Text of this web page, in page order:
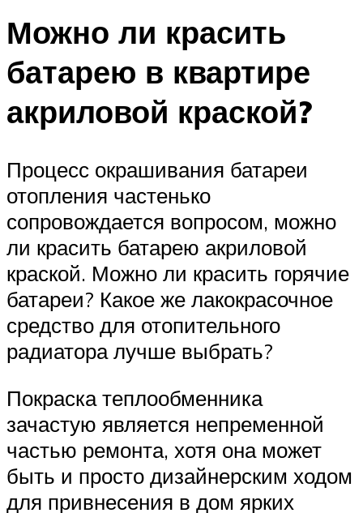
Можно ли красить
батарею в квартире
акриловой краской?
Процесс окрашивания батареи
отопления частенько
сопровождается вопросом, можно
ли красить батарею акриловой
краской. Можно ли красить горячие
батареи? Какое же лакокрасочное
средство для отопительного
радиатора лучше выбрать?
Покраска теплообменника
зачастую является непременной
частью ремонта, хотя она может
быть и просто дизайнерским ходом
для привнесения в дом ярких